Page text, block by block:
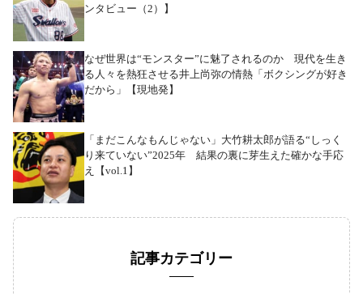
ンタビュー（2）】
なぜ世界は“モンスター”に魅了されるのか 現代を生き
る人々を熱狂させる井上尚弥の情熱「ボクシングが好き
だから」【現地発】
「まだこんなもんじゃない」大竹耕太郎が語る“しっく
り来ていない”2025年 結果の裏に芽生えた確かな手応
え【vol.1】
記事カテゴリー